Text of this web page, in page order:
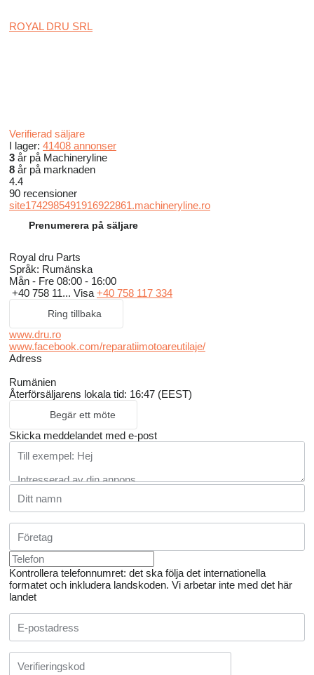
ROYAL DRU SRL
Verifierad säljare
I lager: 41408 annonser
3 år på Machineryline
8 år på marknaden
4.4
90 recensioner
site1742985491916922861.machineryline.ro
Prenumerera på säljare
Royal dru Parts
Språk: Rumänska
Mån - Fre 08:00 - 16:00
+40 758 11... Visa +40 758 117 334
Ring tillbaka
www.dru.ro
www.facebook.com/reparatiimotoareutilaje/
Adress
Rumänien
Återförsäljarens lokala tid: 16:47 (EEST)
Begär ett möte
Skicka meddelandet med e-post
Kontrollera telefonnumret: det ska följa det internationella
formatet och inkludera landskoden. Vi arbetar inte med det här
landet